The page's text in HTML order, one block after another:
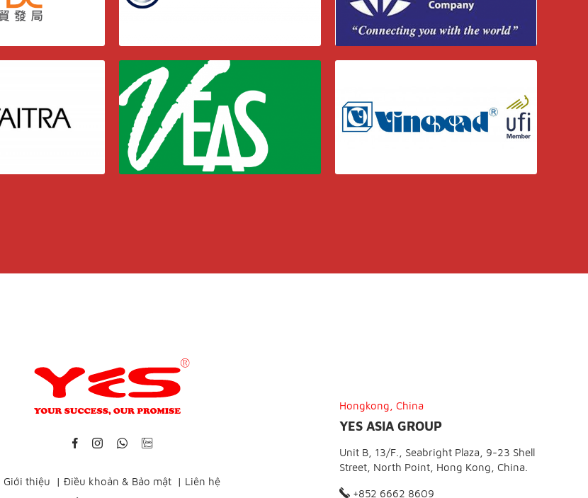
Giới thiệu | Điều khoản & Bảo mật | Liên hệ
Hongkong, China
YES ASIA GROUP
Unit B, 13/F., Seabright Plaza, 9-23 Shell
Street, North Point, Hong Kong, China.
+852 6662 8609